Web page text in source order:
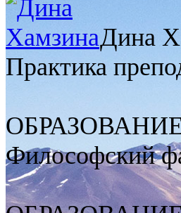
Дина
Практика
ОБРАЗОВАНИЕ:
Философский